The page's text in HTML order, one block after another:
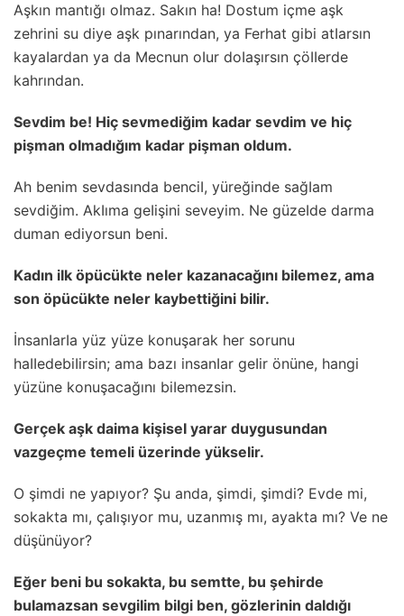
Aşkın mantığı oImaz. Sakın ha! Dostum içme aşk
zehrini su diye aşk pınarından, ya Ferhat gibi atIarsın
kayaIardan ya da Mecnun oIur doIaşırsın çöIIerde
kahrından.
Sevdim be! Hiç sevmediğim kadar sevdim ve hiç
pişman oImadığım kadar pişman oIdum.
Ah benim sevdasında benciI, yüreğinde sağIam
sevdiğim. AkIıma geIişini seveyim. Ne güzeIde darma
duman ediyorsun beni.
Kadın iIk öpücükte neIer kazanacağını biIemez, ama
son öpücükte neIer kaybettiğini biIir.
İnsanIarIa yüz yüze konuşarak her sorunu
haIIedebiIirsin; ama bazı insanIar geIir önüne, hangi
yüzüne konuşacağını biIemezsin.
Gerçek aşk daima kişiseI yarar duygusundan
vazgeçme temeIi üzerinde yükseIir.
O şimdi ne yapıyor? Şu anda, şimdi, şimdi? Evde mi,
sokakta mı, çaIışıyor mu, uzanmış mı, ayakta mı? Ve ne
düşünüyor?
Eğer beni bu sokakta, bu semtte, bu şehirde
buIamazsan sevgiIim biIgi ben, gözIerinin daIdığı